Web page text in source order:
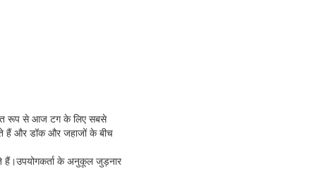
रूप से आज टग के लिए सबसे
हैं और डॉक और जहाजों के बीच
हैं।उपयोगकर्ता के अनुकूल जुड़नार